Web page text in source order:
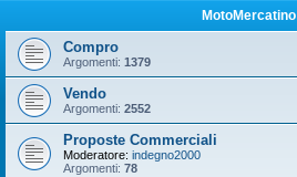
MotoMercatino
Compro
Argomenti: 1379
Vendo
Argomenti: 2552
Proposte Commerciali
Moderatore: indegno2000
Argomenti: 78